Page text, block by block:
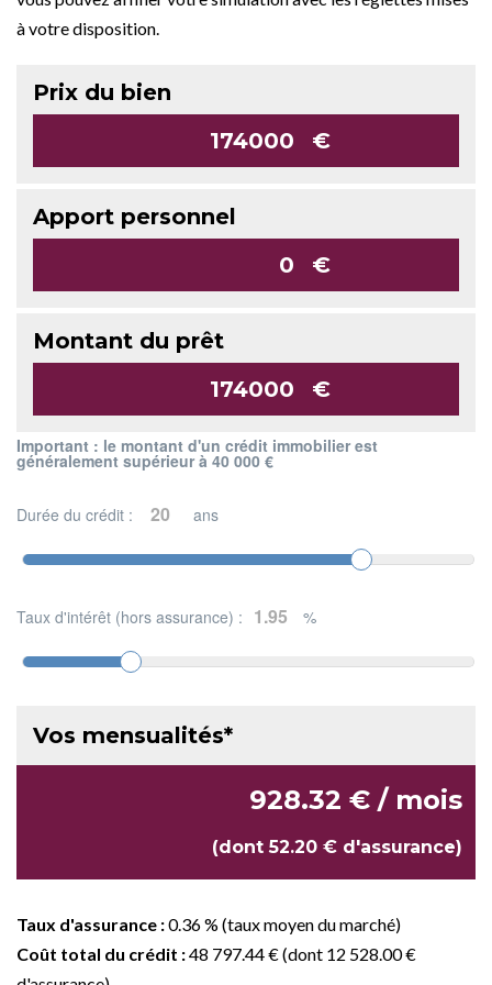
à votre disposition.
Prix du bien
€
Apport personnel
€
Montant du prêt
€
Important : le montant d'un crédit immobilier est
généralement supérieur à 40 000 €
Durée du crédit : ans
Taux d'intérêt (hors assurance) : %
Vos mensualités*
928.32 € / mois
(dont 52.20 € d'assurance)
Taux d'assurance :0.36 % (taux moyen du marché)
Coût total du crédit :48 797.44 € (dont 12 528.00 €